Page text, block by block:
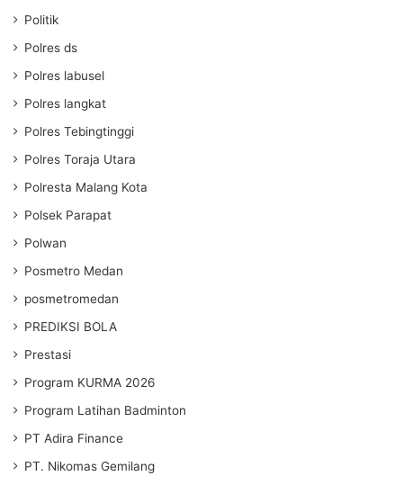
Politik
Polres ds
Polres labusel
Polres langkat
Polres Tebingtinggi
Polres Toraja Utara
Polresta Malang Kota
Polsek Parapat
Polwan
Posmetro Medan
posmetromedan
PREDIKSI BOLA
Prestasi
Program KURMA 2026
Program Latihan Badminton
PT Adira Finance
PT. Nikomas Gemilang